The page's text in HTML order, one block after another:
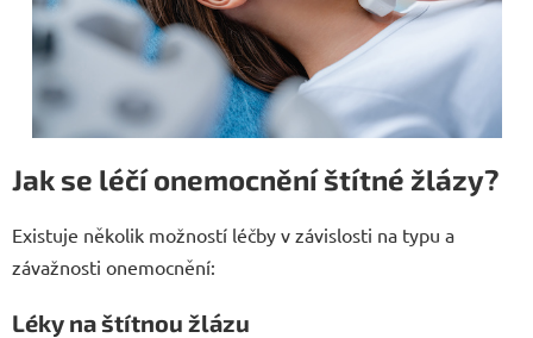
Jak se léčí onemocnění štítné žlázy?
Existuje několik možností léčby v závislosti na typu a
závažnosti onemocnění:
Léky na štítnou žlázu